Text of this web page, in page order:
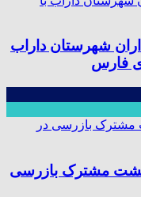
شهرستان داراب
فارس
مشترک بازرسی